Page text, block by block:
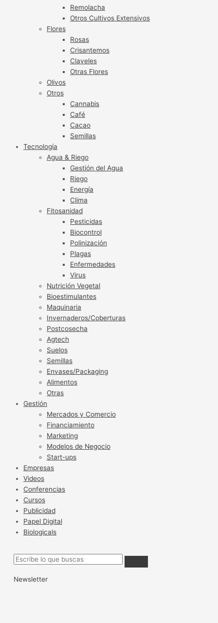
Remolacha
Otros Cultivos Extensivos
Flores
Rosas
Crisantemos
Claveles
Otras Flores
Olivos
Otros
Cannabis
Café
Cacao
Semillas
Tecnología
Agua & Riego
Gestión del Agua
Riego
Energía
Clima
Fitosanidad
Pesticidas
Biocontrol
Polinización
Plagas
Enfermedades
Virus
Nutrición Vegetal
Bioestimulantes
Maquinaria
Invernaderos/Coberturas
Postcosecha
Agtech
Suelos
Semillas
Envases/Packaging
Alimentos
Otras
Gestión
Mercados y Comercio
Financiamiento
Marketing
Modelos de Negocio
Start-ups
Empresas
Videos
Conferencias
Cursos
Publicidad
Papel Digital
Biologicals
Newsletter